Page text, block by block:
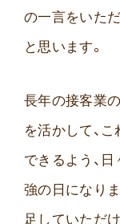
の一言をいた
と思います。
長年の接客業
を活かして、
できるよう、
強の日になりま
足していただ